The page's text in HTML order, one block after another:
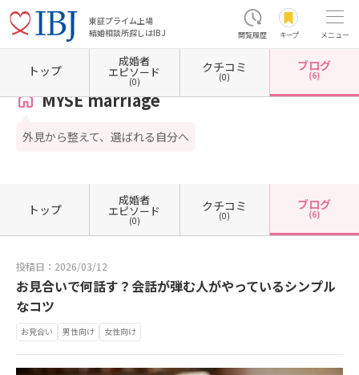
東証プライム上場
結婚相談所探しはIBJ
閲覧履歴 キープ メニュー
ホーム 岐阜県の結婚相談所 岐阜県岐阜市 MYSE marriage カウンセラーブログ一覧
MYSE marriage
外見から整えて、選ばれる自分へ
トップ
成婚者
エピソード
(0)
クチコミ
(0)
ブログ
(6)
トップ
成婚者
エピソード
(0)
クチコミ
(0)
ブログ
(6)
投稿日：2026/03/12
お見合いで何話す？会話が弾む人がやっているシンプル
なコツ
お見合い 男性向け 女性向け